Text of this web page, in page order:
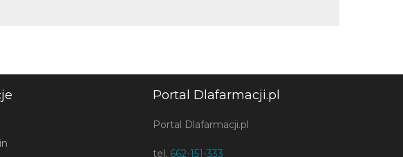
Portal Dlafarmacji.pl
Portal Dlafarmacji.pl
tel. 662-151-333